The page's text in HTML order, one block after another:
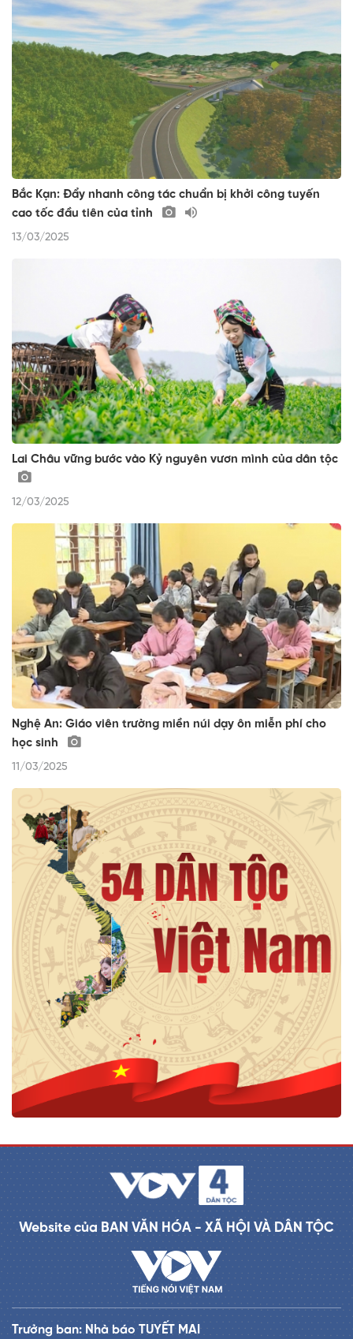
Bắc Kạn: Đẩy nhanh công tác chuẩn bị khởi công tuyến
cao tốc đầu tiên của tỉnh
13/03/2025
Lai Châu vững bước vào Kỷ nguyên vươn mình của dân tộc
12/03/2025
Nghệ An: Giáo viên trường miền núi dạy ôn miễn phí cho
học sinh
11/03/2025
Website của BAN VĂN HÓA - XÃ HỘI VÀ DÂN TỘC
Trưởng ban: Nhà báo TUYẾT MAI